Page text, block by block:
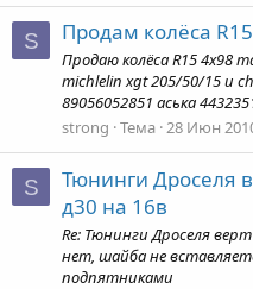
S Продам колёса
Продаю колёса R15 4х98
michlelin xgt 205/50/15 и
89056052851 аська
strong Тема 28 Июн
S
Тюнинги Дроселя
д30 на 16в
Re: Тюнинги Дроселя
нет, шайба не
подпятниками